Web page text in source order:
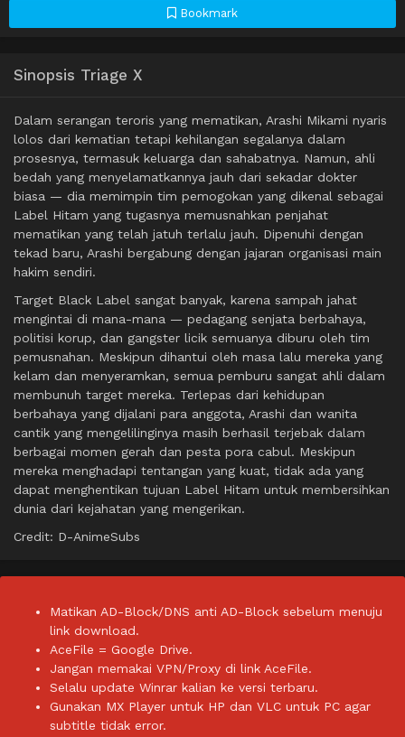
Bookmark
Sinopsis Triage X
Dalam serangan teroris yang mematikan, Arashi Mikami nyaris
lolos dari kematian tetapi kehilangan segalanya dalam
prosesnya, termasuk keluarga dan sahabatnya. Namun, ahli
bedah yang menyelamatkannya jauh dari sekadar dokter
biasa — dia memimpin tim pemogokan yang dikenal sebagai
Label Hitam yang tugasnya memusnahkan penjahat
mematikan yang telah jatuh terlalu jauh. Dipenuhi dengan
tekad baru, Arashi bergabung dengan jajaran organisasi main
hakim sendiri.
Target Black Label sangat banyak, karena sampah jahat
mengintai di mana-mana — pedagang senjata berbahaya,
politisi korup, dan gangster licik semuanya diburu oleh tim
pemusnahan. Meskipun dihantui oleh masa lalu mereka yang
kelam dan menyeramkan, semua pemburu sangat ahli dalam
membunuh target mereka. Terlepas dari kehidupan
berbahaya yang dijalani para anggota, Arashi dan wanita
cantik yang mengelilinginya masih berhasil terjebak dalam
berbagai momen gerah dan pesta pora cabul. Meskipun
mereka menghadapi tentangan yang kuat, tidak ada yang
dapat menghentikan tujuan Label Hitam untuk membersihkan
dunia dari kejahatan yang mengerikan.
Credit: D-AnimeSubs
Matikan AD-Block/DNS anti AD-Block sebelum menuju
link download.
AceFile = Google Drive.
Jangan memakai VPN/Proxy di link AceFile.
Selalu update Winrar kalian ke versi terbaru.
Gunakan MX Player untuk HP dan VLC untuk PC agar
subtitle tidak error.